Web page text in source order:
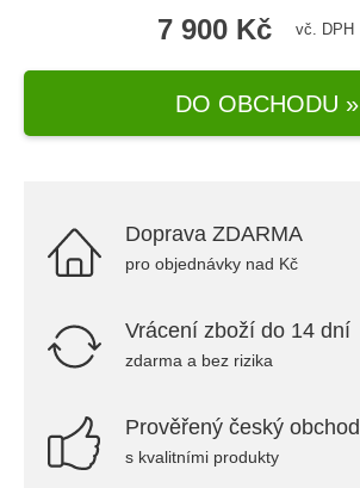
7 900 Kč vč. DPH
DO OBCHODU »
Doprava ZDARMA
pro objednávky nad Kč
Vrácení zboží do 14 dní
zdarma a bez rizika
Prověřený český obchod
s kvalitními produkty